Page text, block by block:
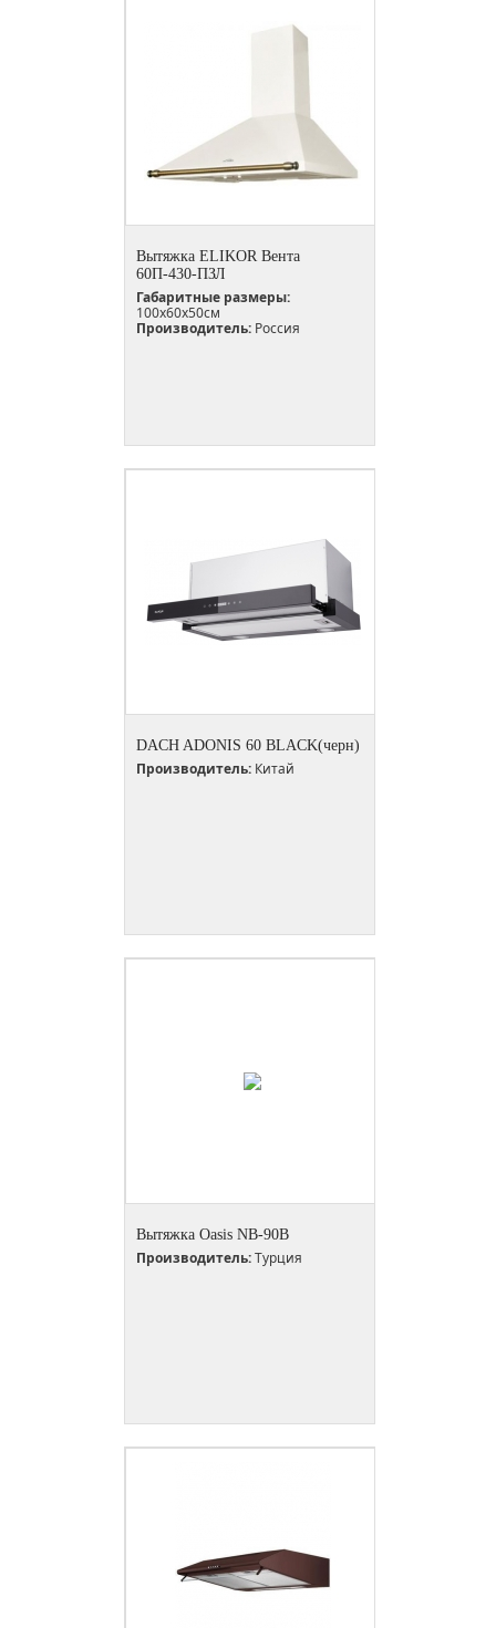
Вытяжка ELIKOR Вента
60П-430-ПЗЛ
Габаритные размеры:
100х60х50см
Производитель: Россия
DACH ADONIS 60 BLACK(черн)
Производитель: Китай
Вытяжка Oasis NB-90B
Производитель:Турция